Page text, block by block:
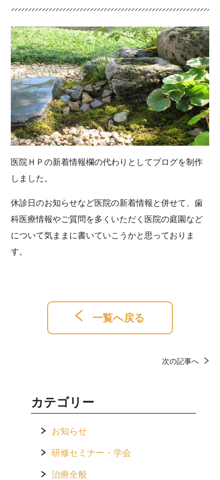
医院ＨＰの新着情報欄の代わりとしてブログを制作
しました。
休診日のお知らせなど医院の新着情報と併せて、歯
科医療情報やご質問を多くいただく医院の庭園など
について気ままに書いていこうかと思っておりま
す。
一覧へ戻る
次の記事へ
カテゴリー
お知らせ
研修セミナー・学会
治療全般